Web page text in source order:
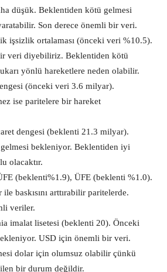
düşük. Beklentiden kötü gelmesi
Son derece önemli bir veri.
işsizlik ortalaması (önceki veri %10.5).
veri diyebiliriz. Beklentiden kötü
yönlü hareketlere neden olabilir.
(önceki veri 3.6 milyar).
ise paritelere bir hareket
dengesi (beklenti 21.3 milyar).
bekleniyor. Beklentiden iyi
olacaktır.
(beklenti%1.9), ÜFE (beklenti %1.0).
baskısını arttırabilir paritelerde.
veriler.
imalat lisetesi (beklenti 20). Önceki
USD için önemli bir veri.
dolar için olumsuz olabilir çünkü
bir durum değildir.